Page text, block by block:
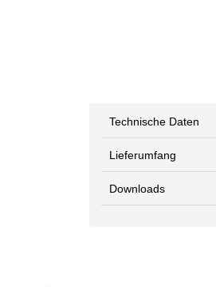
Technische Daten
Lieferumfang
Downloads